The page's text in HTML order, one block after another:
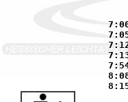
7:00,41	Karl, Helena		85	SSC Hanau-
7:05,3	Steckelberg, Anna-Lena	85	TGS Offenbach-Bieber
7:12,42	Leschert, Nicole	85	TG 1837
7:13,7	Caps, Alina		85	LG Seligenstadt
7:54,80	Maul, Martina		85	Offenbacher
8:08,38	Ganss, Stephanie	85	TGS Offenbach-